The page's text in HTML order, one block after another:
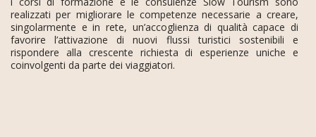
realizzati per migliorare le competenze necessarie a creare,
singolarmente e in rete, un’accoglienza di qualità capace di
favorire l’attivazione di nuovi flussi turistici sostenibili e
rispondere alla crescente richiesta di esperienze uniche e
coinvolgenti da parte dei viaggiatori.